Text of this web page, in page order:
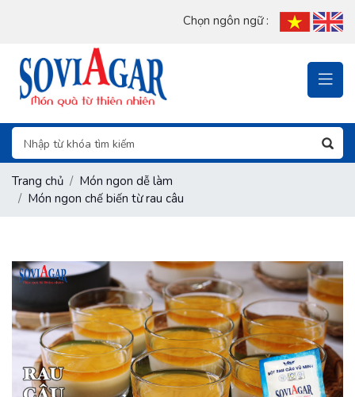
Chọn ngôn ngữ :
Trang chủ
Món ngon dễ làm
Món ngon chế biến từ rau câu